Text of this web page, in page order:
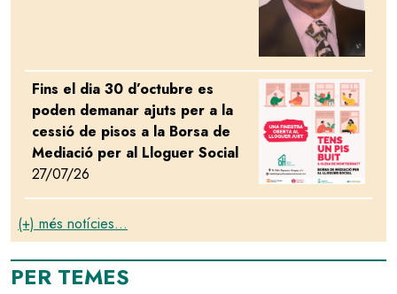
Fins el dia 30 d’octubre es
poden demanar ajuts per a la
cessió de pisos a la Borsa de
Mediació per al Lloguer Social
27/07/26
Image
(+) més notícies...
PER TEMES